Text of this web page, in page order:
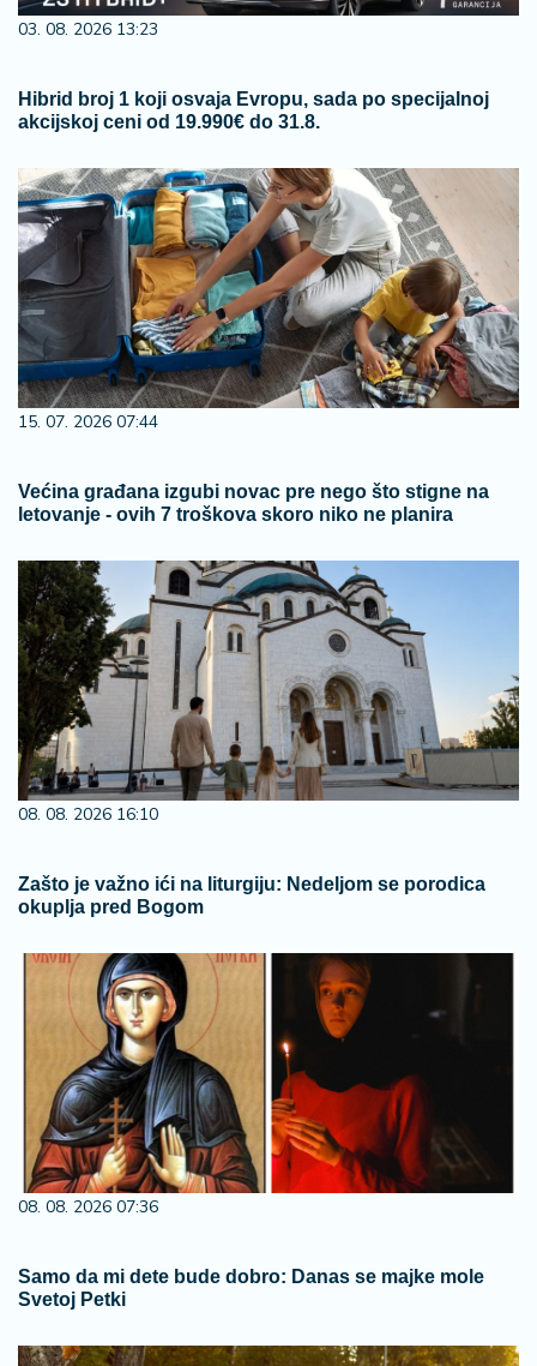
03. 08. 2026 13:23
Hibrid broj 1 koji osvaja Evropu, sada po specijalnoj
akcijskoj ceni od 19.990€ do 31.8.
15. 07. 2026 07:44
Većina građana izgubi novac pre nego što stigne na
letovanje - ovih 7 troškova skoro niko ne planira
08. 08. 2026 16:10
Zašto je važno ići na liturgiju: Nedeljom se porodica
okuplja pred Bogom
08. 08. 2026 07:36
Samo da mi dete bude dobro: Danas se majke mole
Svetoj Petki